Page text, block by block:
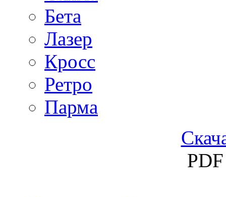
Бета
Лазер
Кросс
Ретро
Парма